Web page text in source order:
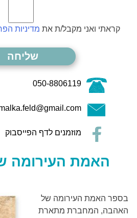
קראתי ואני מקבל/ת את מדיניות
050-8806119
מוזמנים לדף הפייסבוק
האמת העירומה
בספר האמת העירומה של
האהבה, המחברת מתארת